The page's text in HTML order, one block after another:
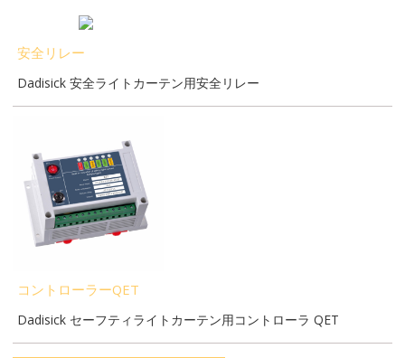
安全リレー
Dadisick 安全ライトカーテン用安全リレー
コントローラーQET
Dadisick セーフティライトカーテン用コントローラ QET